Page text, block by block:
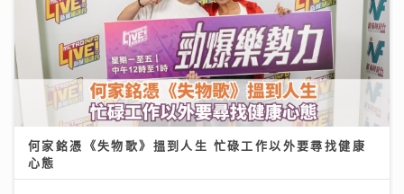
何家銘憑《失物歌》搵到人生 忙碌工作以外要尋找健康
心態